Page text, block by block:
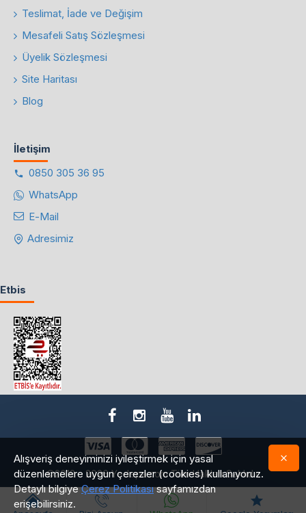
Alışveriş deneyiminizi iyileştirmek için yasal
düzenlemelere uygun çerezler (cookies) kullanıyoruz.
Detaylı bilgiyeÇerez Politikasısayfamızdan
erişebilirsiniz.
Teslimat, İade ve Değişim
Mesafeli Satış Sözleşmesi
Üyelik Sözleşmesi
Site Haritası
Blog
İletişim
0850 305 36 95
WhatsApp
E-Mail
Adresimiz
Etbis
©2018 - 2026 Yedepa.com Tüm Hakları Saklıdır.